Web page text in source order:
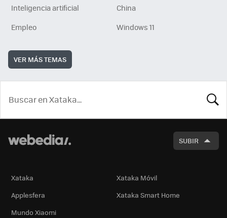
Inteligencia artificial
China
Empleo
Windows 11
VER MÁS TEMAS
SUBIR
Xataka
Xataka Móvil
Applesfera
Xataka Smart Home
Mundo Xiaomi